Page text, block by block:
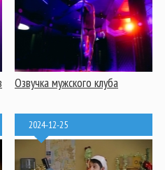
Озвучка мужского клуба
2024-12-25